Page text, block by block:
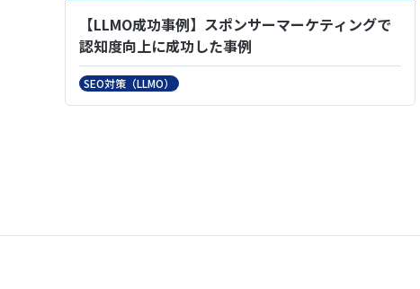
【LLMO成功事例】スポンサーマーケティングで
認知度向上に成功した事例
SEO対策（LLMO）